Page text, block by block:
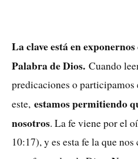
La clave está en
Palabra de Dios. Cuando
predicaciones o participamos
este, estamos permitiendo
nosotros. La fe viene por el
10:17), y es esta fe la que